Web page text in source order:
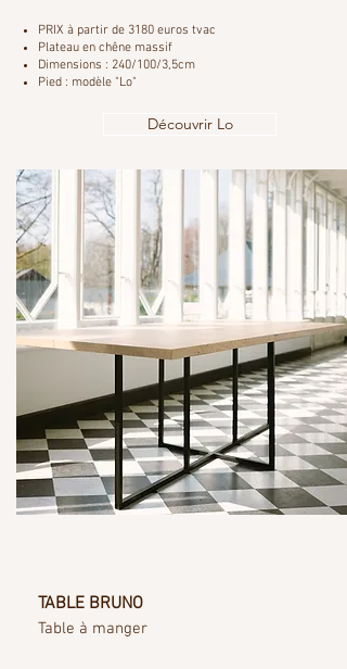
PRIX à partir de 3180 euros tvac
Plateau en chêne massif
Dimensions : 240/100/3,5cm
Pied : modèle "Lo"
Découvrir Lo
TABLE BRUNO
Table à manger